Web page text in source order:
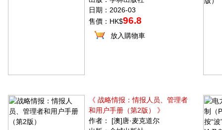
日期：2026-03
售價：HK$96.8
放入購物車
《 战略情报：情报人员、管理者
和用户手册（第2版） 》
作者： [澳]唐·麦克道尔